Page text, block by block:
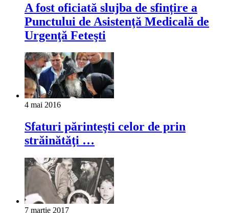
A fost oficiată slujba de sfințire a
Punctului de Asistenţă Medicală de
Urgenţă Feteşti
4 mai 2016
Sfaturi părinteşti celor de prin
străinătăţi …
7 martie 2017